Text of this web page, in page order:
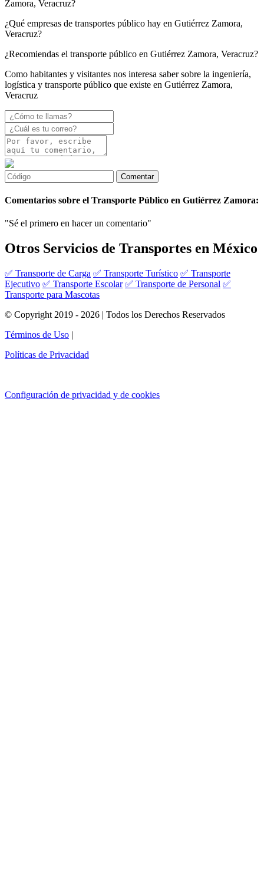
Zamora, Veracruz?
¿Qué empresas de transportes público hay en Gutiérrez Zamora,
Veracruz?
¿Recomiendas el transporte público en Gutiérrez Zamora, Veracruz?
Como habitantes y visitantes nos interesa saber sobre la ingeniería,
logística y transporte público que existe en Gutiérrez Zamora,
Veracruz
Comentarios sobre el Transporte Público en Gutiérrez Zamora:
"Sé el primero en hacer un comentario"
Otros Servicios de Transportes en México
✅ Transporte de Carga ✅ Transporte Turístico ✅ Transporte
Ejecutivo ✅ Transporte Escolar ✅ Transporte de Personal ✅
Transporte para Mascotas
© Copyright 2019 - 2026 | Todos los Derechos Reservados
Términos de Uso |
Políticas de Privacidad
Configuración de privacidad y de cookies